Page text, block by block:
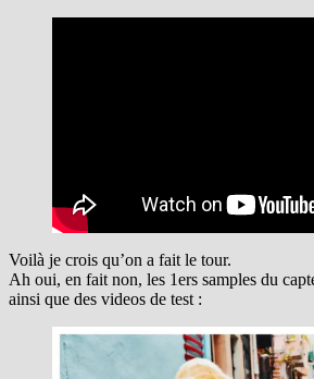
Voilà je crois qu’on a fait le tour.
Ah oui, en fait non, les 1ers samples du
ainsi que des videos de test :